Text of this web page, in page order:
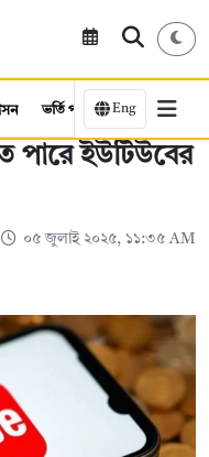
ভর্তি পরীক্ষা কর্মসংস্থান
Eng
পারে ইউটিউবের
০৫ জুলাই ২০২৫, ১১:৩৫ AM